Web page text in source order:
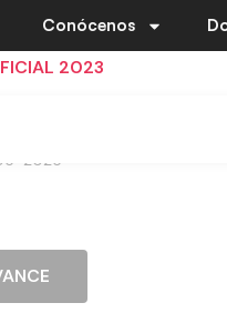
Conócenos
2023
2025